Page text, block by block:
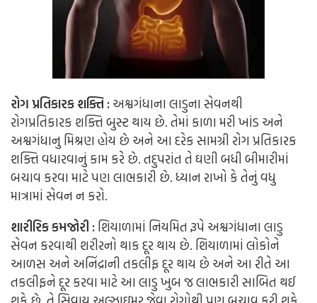
રોગ પ્રતિકારક શક્તિ :અશ્વગંધાના લાડુના સેવનથી
રોગપ્રતિકારક શક્તિ બુસ્ટ થાય છે. તેમાં કાળા મરી ખાંડ અને
અશ્વગંધાનુ મિશ્રણ હોય છે અને આ દરેક સામગ્રી રોગ પ્રતિકારક
શક્તિ વધારવાનું કામ કરે છે. તદુપરાંત તે ઘણી બધી બીમારીમાં
બચાવ કરવા માટે પણ લાભકારી છે. ધ્યાન રાખો કે તેનું વધુ
માત્રામાં સેવન ન કરો.
શારીરિક કમજોરી :શિયાળામાં નિયમિત રૂપે અશ્વગંધાના લાડુ
સેવન કરવાથી શરીરનો થાક દૂર થાય છે. શિયાળામાં લોકોને
આળસ અને અનિંદ્રાની તકલીફ દૂર થાય છે અને આ રીતે આ
તકલીફને દૂર કરવા માટે આ લાડુ ખુબ જ લાભકારી સાબિત થઈ